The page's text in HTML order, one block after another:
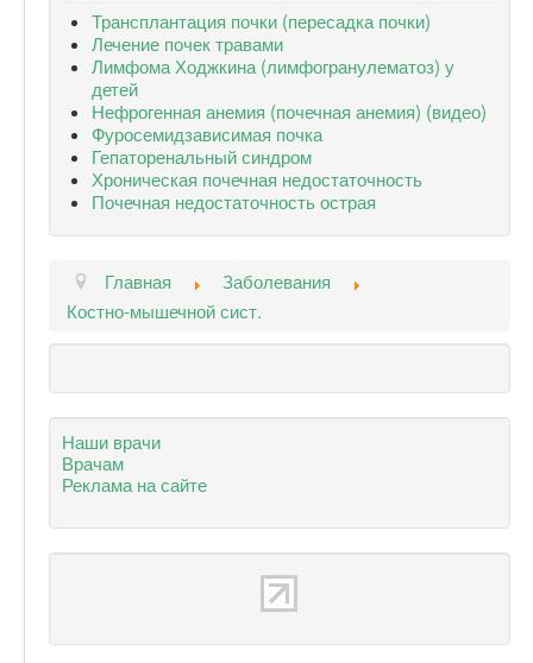
Трансплантация почки (пересадка почки)
Лечение почек травами
Лимфома Ходжкина (лимфогранулематоз) у
детей
Нефрогенная анемия (почечная анемия) (видео)
Фуросемидзависимая почка
Гепаторенальный синдром
Хроническая почечная недостаточность
Почечная недостаточность острая
Главная
Заболевания
Костно-мышечной сист.
Наши врачи
Врачам
Реклама на сайте